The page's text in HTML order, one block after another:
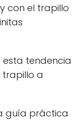
con el trapillo
tendencia
trapillo a
guía práctica